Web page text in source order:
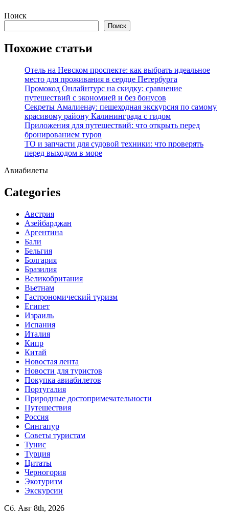
Перейти
содержимому
Поиск
Поиск
Похожие статьи
Отель на Невском проспекте: как выбрать идеальное
место для проживания в сердце Петербурга
Промокод Онлайнтурс на скидку: сравнение
путешествий с экономией и без бонусов
Секреты Амалиенау: пешеходная экскурсия по самому
красивому району Калининграда с гидом
Приложения для путешествий: что открыть перед
бронированием туров
ТО и запчасти для судовой техники: что проверять
перед выходом в море
Авиабилеты
Categories
Австрия
Азейбарджан
Аргентина
Бали
Бельгия
Болгария
Бразилия
Великобритания
Вьетнам
Гастрономический туризм
Египет
Израиль
Испания
Италия
Кипр
Китай
Новостая лента
Новости для туристов
Покупка авиабилетов
Португалия
Природные достопримечательности
Путешествия
Россия
Сингапур
Советы туристам
Тунис
Турция
Цитаты
Черногория
Экотуризм
Экскурсии
Сб. Авг 8th, 2026